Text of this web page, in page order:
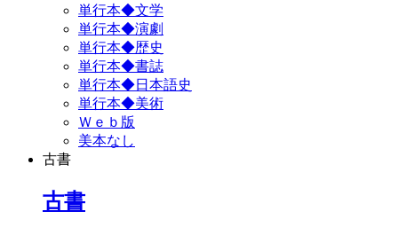
単行本◆文学
単行本◆演劇
単行本◆歴史
単行本◆書誌
単行本◆日本語史
単行本◆美術
Ｗｅｂ版
美本なし
古書
古書